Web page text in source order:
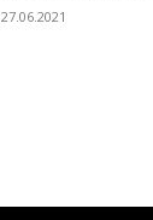
27.06.2021